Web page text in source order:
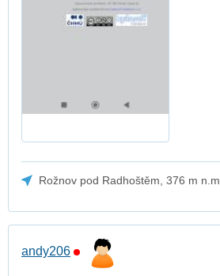
Rožnov pod Radhoštěm, 376 m n.m.
andy206